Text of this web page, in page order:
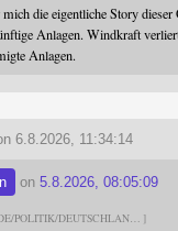
die eigentliche Story dieser
Anlagen. Windkraft
Anlagen.
6.8.2026, 11:34:14
on 5.8.2026, 08:05:09
POLITIK/DEUTSCHLAN